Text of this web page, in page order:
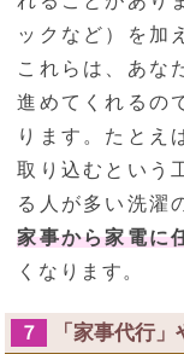
ックなど）を加
これらは、あな
進めてくれるの
ります。たとえ
取り込むという
る人が多い洗濯
家事から家電に
くなります。
７ 「家事代行